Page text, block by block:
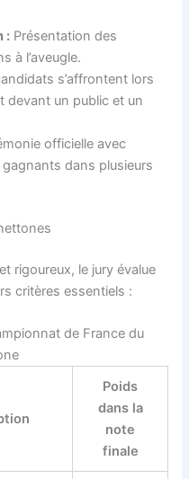
: Présentation des
à l’aveugle.
s’affrontent lors
devant un public et un
officielle avec
dans plusieurs
rigoureux, le jury évalue
critères essentiels :
de France du
Poids
dans la
note
finale